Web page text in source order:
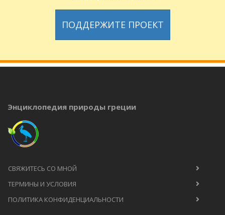
ПОДДЕРЖИТЕ ПРОЕКТ
Энциклопедия природы греции
СВЯЖИТЕСЬ СО МНОЙ
ТЕРМИНЫ И УСЛОВИЯ
ПОЛИТИКА КОНФИДЕНЦИАЛЬНОСТИ